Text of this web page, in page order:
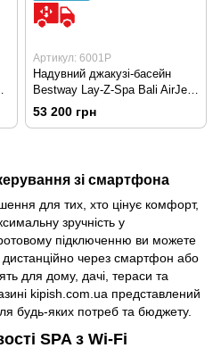
Артикул: 6001P
Надувний джакузі-басейн
Bestway Lay-Z-Spa Bali AirJet
з LED-підсвіткою та системою
гідромасажу
53 200 грн
зі смартфона
для тих, хто цінує комфорт,
зручність у
підключенню ви можете
дистанційно через смартфон або
для дому, дачі, тераси та
kipish.com.ua представлений
будь-яких потреб та бюджету.
SPA з Wi-Fi